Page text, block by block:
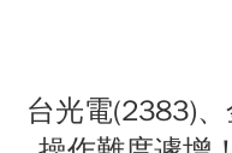
台光電(2383)